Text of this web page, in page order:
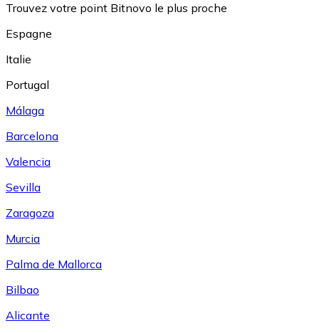
Trouvez votre point Bitnovo le plus proche
Espagne
Italie
Portugal
Málaga
Barcelona
Valencia
Sevilla
Zaragoza
Murcia
Palma de Mallorca
Bilbao
Alicante